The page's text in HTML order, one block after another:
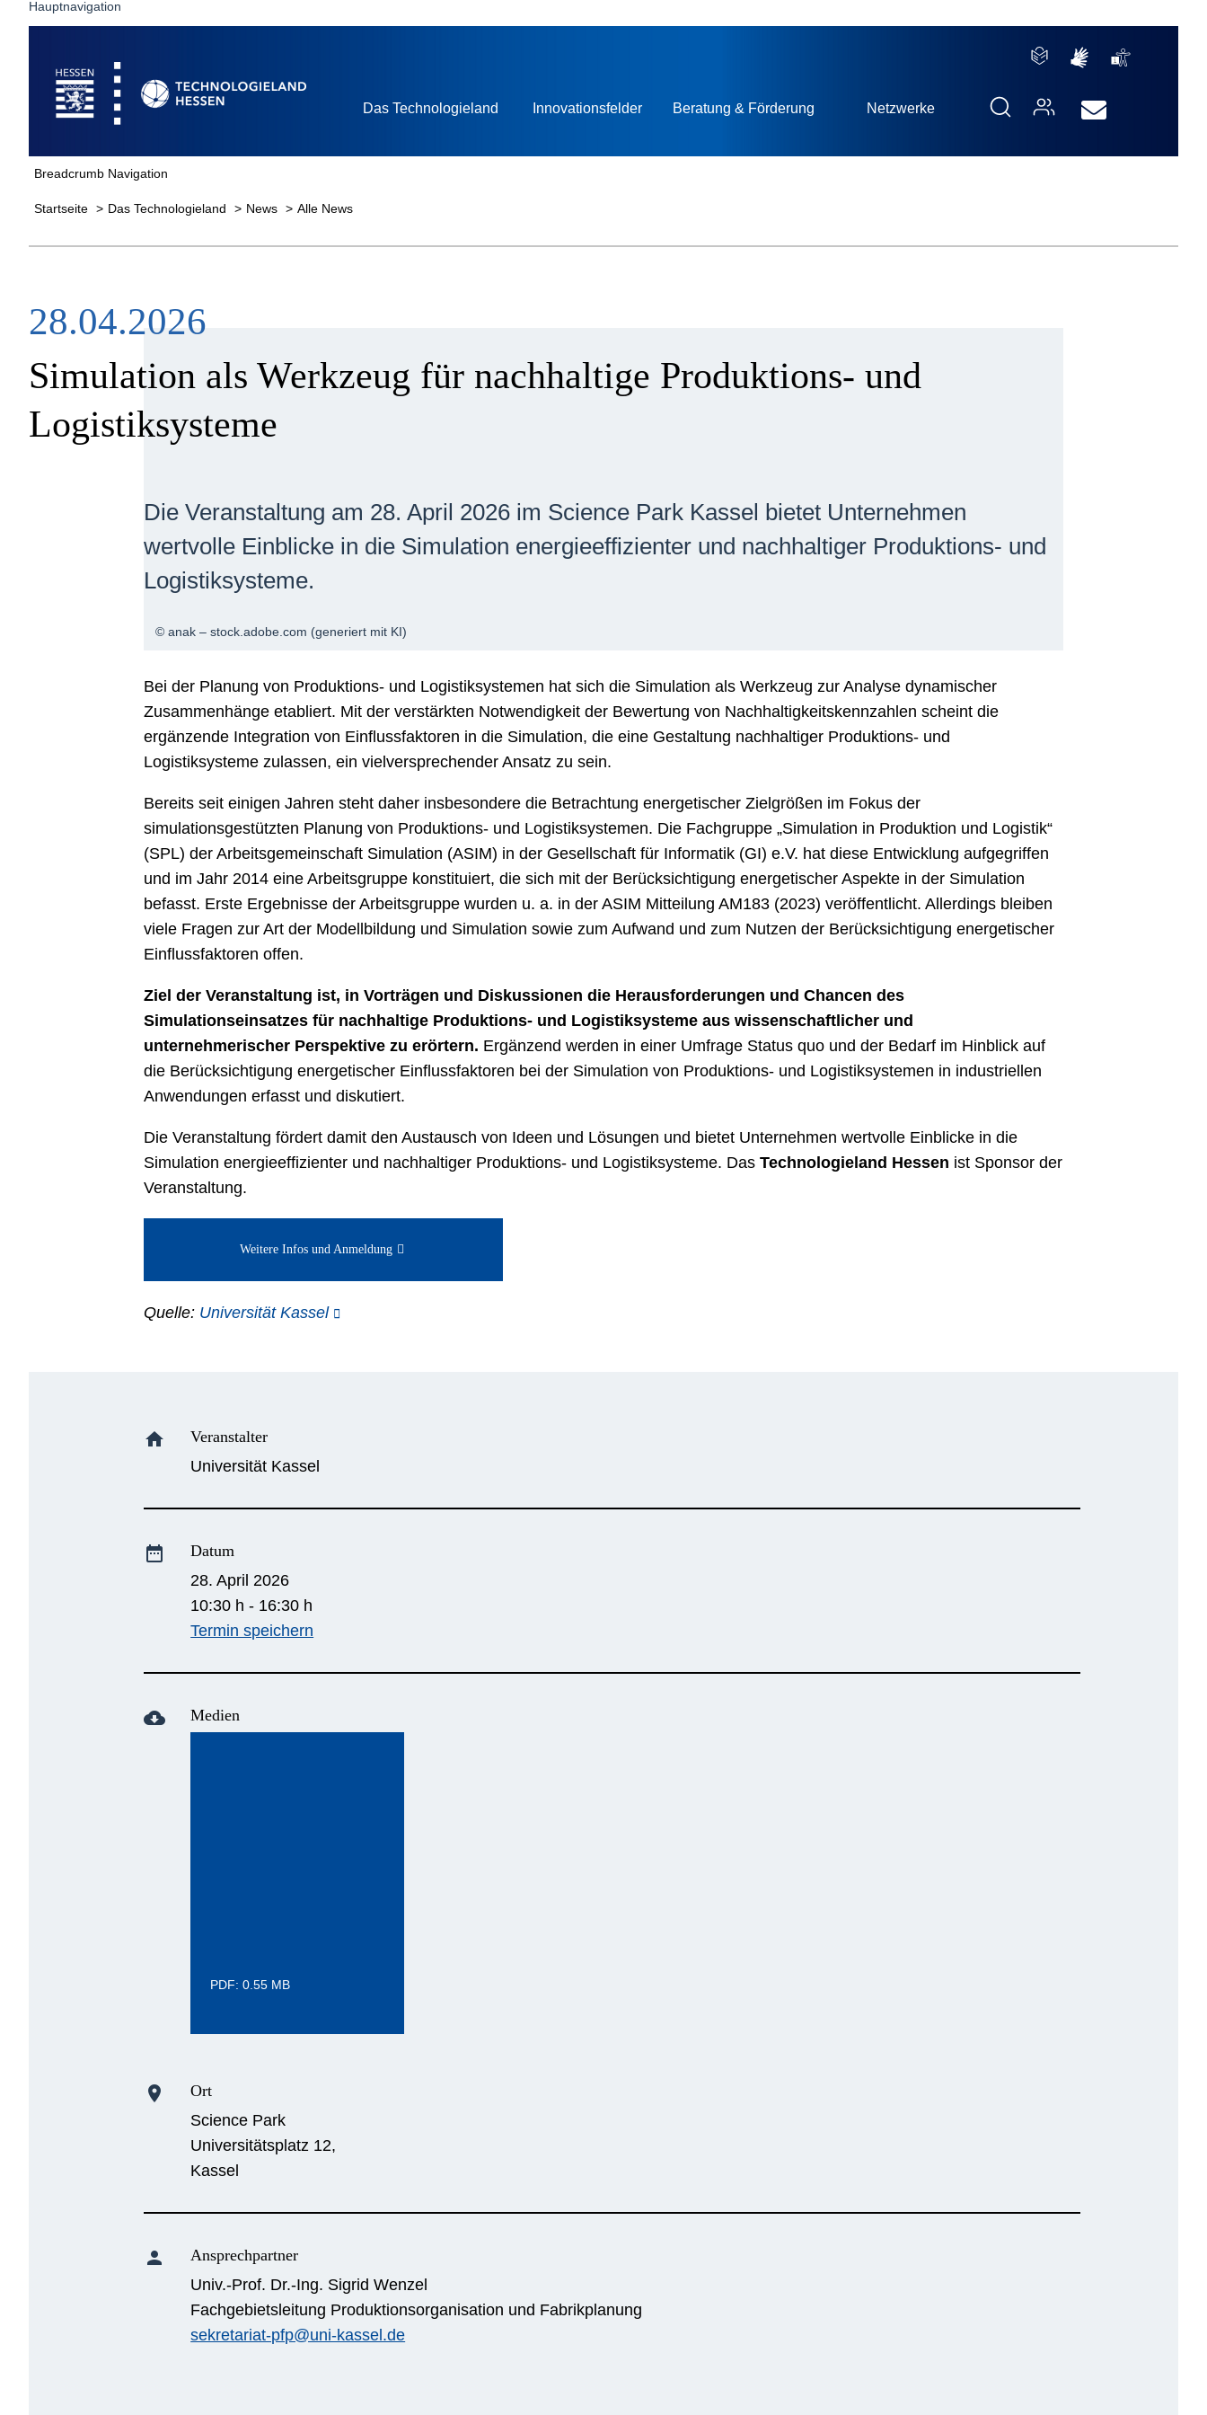
Hauptnavigation
Startseite
Das Technologieland Innovationsfelder Beratung & Förderung Netzwerke
Breadcrumb Navigation
Startseite Das Technologieland News Alle News
28.04.2026
Simulation als Werkzeug für nachhaltige Produktions- und
Logistiksysteme
Die Veranstaltung am 28. April 2026 im Science Park Kassel bietet Unternehmen
wertvolle Einblicke in die Simulation energieeffizienter und nachhaltiger Produktions- und
Logistiksysteme.
© anak – stock.adobe.com (generiert mit KI)
Bei der Planung von Produktions- und Logistiksystemen hat sich die Simulation als Werkzeug zur Analyse dynamischer
Zusammenhänge etabliert. Mit der verstärkten Notwendigkeit der Bewertung von Nachhaltigkeitskennzahlen scheint die
ergänzende Integration von Einflussfaktoren in die Simulation, die eine Gestaltung nachhaltiger Produktions- und
Logistiksysteme zulassen, ein vielversprechender Ansatz zu sein.
Bereits seit einigen Jahren steht daher insbesondere die Betrachtung energetischer Zielgrößen im Fokus der
simulationsgestützten Planung von Produktions- und Logistiksystemen. Die Fachgruppe „Simulation in Produktion und Logistik“
(SPL) der Arbeitsgemeinschaft Simulation (ASIM) in der Gesellschaft für Informatik (GI) e.V. hat diese Entwicklung aufgegriffen
und im Jahr 2014 eine Arbeitsgruppe konstituiert, die sich mit der Berücksichtigung energetischer Aspekte in der Simulation
befasst. Erste Ergebnisse der Arbeitsgruppe wurden u. a. in der ASIM Mitteilung AM183 (2023) veröffentlicht. Allerdings bleiben
viele Fragen zur Art der Modellbildung und Simulation sowie zum Aufwand und zum Nutzen der Berücksichtigung energetischer
Einflussfaktoren offen.
Ziel der Veranstaltung ist, in Vorträgen und Diskussionen die Herausforderungen und Chancen des
Simulationseinsatzes für nachhaltige Produktions- und Logistiksysteme aus wissenschaftlicher und
unternehmerischer Perspektive zu erörtern. Ergänzend werden in einer Umfrage Status quo und der Bedarf im Hinblick auf
die Berücksichtigung energetischer Einflussfaktoren bei der Simulation von Produktions- und Logistiksystemen in industriellen
Anwendungen erfasst und diskutiert.
Die Veranstaltung fördert damit den Austausch von Ideen und Lösungen und bietet Unternehmen wertvolle Einblicke in die
Simulation energieeffizienter und nachhaltiger Produktions- und Logistiksysteme. Das Technologieland Hessen ist Sponsor der
Veranstaltung.
Weitere Infos und Anmeldung
Quelle: Universität Kassel
home
Veranstalter
Universität Kassel
date_range
Datum
28. April 2026
10:30 h - 16:30 h
Termin speichern
cloud_download Medien
PDF: 0.55 MB
location_on
Ort
Science Park
Universitätsplatz 12,
Kassel
person
Ansprechpartner
Univ.-Prof. Dr.-Ing. Sigrid Wenzel
Fachgebietsleitung Produktionsorganisation und Fabrikplanung
sekretariat-pfp@uni-kassel.de